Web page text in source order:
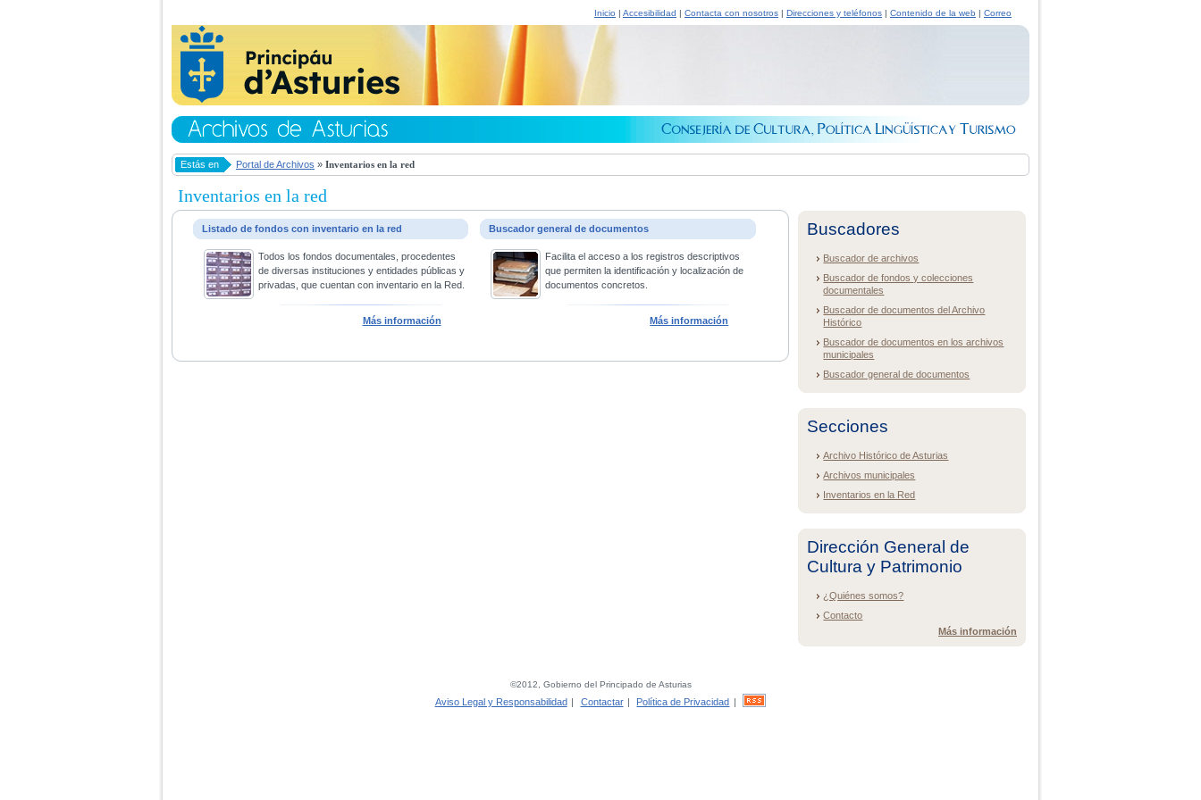
Inicio | Accesibilidad | Contacta con nosotros | Direcciones y teléfonos | Contenido de la web | Correo
Estás en Portal de Archivos » Inventarios en la red
Inventarios en la red
Listado de fondos con inventario en la red
Todos los fondos documentales, procedentes
de diversas instituciones y entidades públicas y
privadas, que cuentan con inventario en la Red.
Más información
Buscador general de documentos
Facilita el acceso a los registros descriptivos
que permiten la identificación y localización de
documentos concretos.
Más información
Buscadores
Buscador de archivos
Buscador de fondos y colecciones
documentales
Buscador de documentos del Archivo
Histórico
Buscador de documentos en los archivos
municipales
Buscador general de documentos
Secciones
Archivo Histórico de Asturias
Archivos municipales
Inventarios en la Red
Dirección General de
Cultura y Patrimonio
¿Quiénes somos?
Contacto
Más información
©2012, Gobierno del Principado de Asturias
Aviso Legal y Responsabilidad | Contactar | Política de Privacidad |